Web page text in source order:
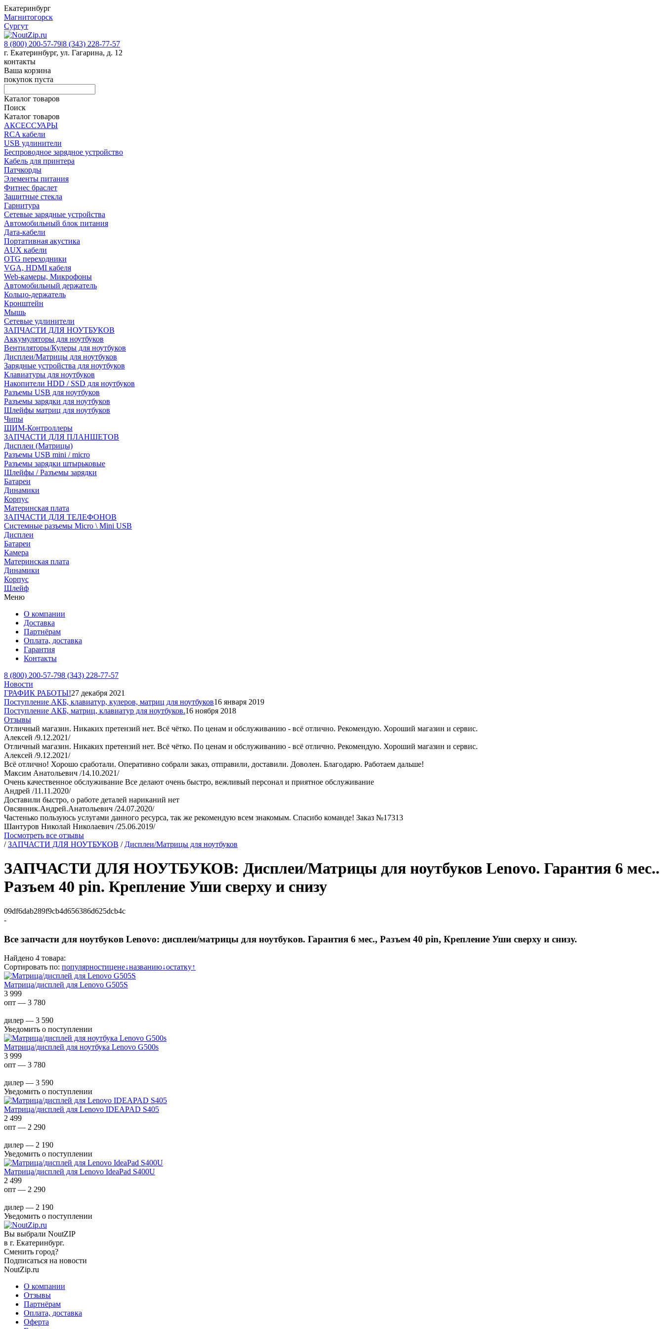
Екатеринбург
Магнитогорск
Сургут
8 (800) 200-57-79|8 (343) 228-77-57
г. Екатеринбург, ул. Гагарина, д. 12
контакты
Ваша корзина
покупок пуста
Каталог товаров
Поиск
Каталог товаров
АКСЕССУАРЫ
RCA кабели
USB удлинители
Беспроводное зарядное устройство
Кабель для принтера
Патчкорды
Элементы питания
Фитнес браслет
Защитные стекла
Гарнитура
Сетевые зарядные устройства
Автомобильный блок питания
Дата-кабели
Портативная акустика
AUX кабели
OTG переходники
VGA, HDMI кабеля
Web-камеры, Микрофоны
Автомобильный держатель
Кольцо-держатель
Кронштейн
Мышь
Сетевые удлинители
ЗАПЧАСТИ ДЛЯ НОУТБУКОВ
Аккумуляторы для ноутбуков
Вентиляторы/Кулеры для ноутбуков
Дисплеи/Матрицы для ноутбуков
Зарядные устройства для ноутбуков
Клавиатуры для ноутбуков
Накопители HDD / SSD для ноутбуков
Разъемы USB для ноутбуков
Разъемы зарядки для ноутбуков
Шлейфы матриц для ноутбуков
Чипы
ШИМ-Контроллеры
ЗАПЧАСТИ ДЛЯ ПЛАНШЕТОВ
Дисплеи (Матрицы)
Разъемы USB mini / micro
Разъемы зарядки штырьковые
Шлейфы / Разъемы зарядки
Батареи
Динамики
Корпус
Материнская плата
ЗАПЧАСТИ ДЛЯ ТЕЛЕФОНОВ
Системные разъемы Micro \ Mini USB
Дисплеи
Батареи
Камера
Материнская плата
Динамики
Корпус
Шлейф
Меню
О компании
Доставка
Партнёрам
Оплата, доставка
Гарантия
Контакты
8 (800) 200-57-798 (343) 228-77-57
Новости
ГРАФИК РАБОТЫ!27 декабря 2021
Поступление АКБ, клавиатур, кулеров, матриц для ноутбуков16 января 2019
Поступление АКБ, матриц, клавиатур для ноутбуков.16 ноября 2018
Отзывы
Отличный магазин. Никаких претензий нет. Всё чётко. По ценам и обслуживанию - всё отлично. Рекомендую. Хороший магазин и сервис.
Алексей /9.12.2021/
Отличный магазин. Никаких претензий нет. Всё чётко. По ценам и обслуживанию - всё отлично. Рекомендую. Хороший магазин и сервис.
Алексей /9.12.2021/
Всё отлично! Хорошо сработали. Оперативно собрали заказ, отправили, доставили. Доволен. Благодарю. Работаем дальше!
Максим Анатольевич /14.10.2021/
Очень качественное обслуживание Все делают очень быстро, вежливый персонал и приятное обслуживание
Андрей /11.11.2020/
Доставили быстро, о работе деталей нариканий нет
Овсянник.Андрей.Анатольевич /24.07.2020/
Частенько пользуюсь услугами данного ресурса, так же рекомендую всем знакомым. Спасибо команде! Заказ №17313
Шантуров Николай Николаевич /25.06.2019/
Посмотреть все отзывы
/ЗАПЧАСТИ ДЛЯ НОУТБУКОВ / Дисплеи/Матрицы для ноутбуков
ЗАПЧАСТИ ДЛЯ НОУТБУКОВ: Дисплеи/Матрицы для ноутбуков Lenovo. Гарантия 6 мес..
Разъем 40 pin. Крепление Уши сверху и снизу
09df6dab289f9cb4d656386d625dcb4c
-
Все запчасти для ноутбуков Lenovo: дисплеи/матрицы для ноутбуков. Гарантия 6 мес., Разъем 40 pin, Крепление Уши сверху и снизу.
Найдено 4 товара:
Сортировать по: популярностицене↓названию↓остатку↑
Матрица/дисплей для Lenovo G505S
3 999
опт — 3 780
дилер — 3 590
Уведомить о поступлении
Матрица/дисплей для ноутбука Lenovo G500s
3 999
опт — 3 780
дилер — 3 590
Уведомить о поступлении
Матрица/дисплей для Lenovo IDEAPAD S405
2 499
опт — 2 290
дилер — 2 190
Уведомить о поступлении
Матрица/дисплей для Lenovo IdeaPad S400U
2 499
опт — 2 290
дилер — 2 190
Уведомить о поступлении
Вы выбрали NoutZIP
в г. Екатеринбург.
Сменить город?
Подписаться на новости
NoutZip.ru
О компании
Отзывы
Партнёрам
Оплата, доставка
Оферта